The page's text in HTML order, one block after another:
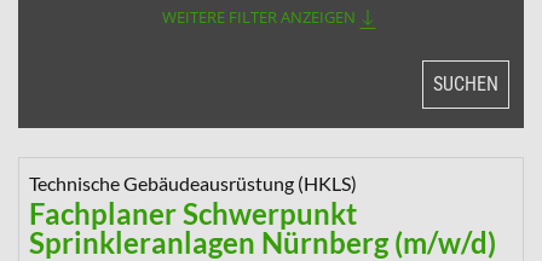
Technische Gebäudeausrüstung (HKLS)
Fachplaner Schwerpunkt
Sprinkleranlagen Nürnberg (m/w/d)
WEITERE FILTER ANZEIGEN
SUCHEN